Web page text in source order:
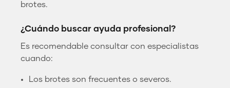
brotes.
¿Cuándo buscar ayuda profesional?
Es recomendable consultar con especialistas
cuando:
Los brotes son frecuentes o severos.